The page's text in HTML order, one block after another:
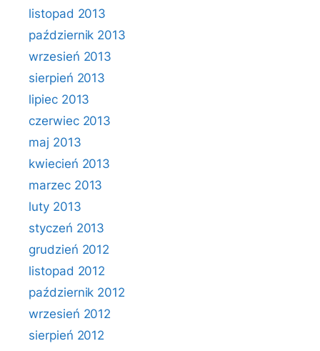
listopad 2013
październik 2013
wrzesień 2013
sierpień 2013
lipiec 2013
czerwiec 2013
maj 2013
kwiecień 2013
marzec 2013
luty 2013
styczeń 2013
grudzień 2012
listopad 2012
październik 2012
wrzesień 2012
sierpień 2012